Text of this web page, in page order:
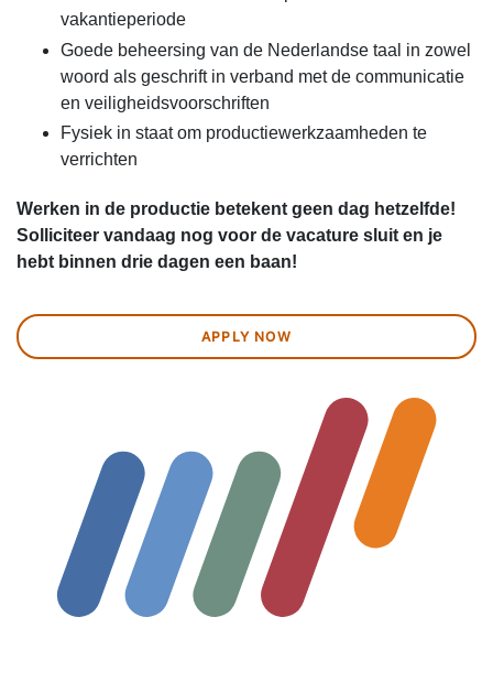
vakantieperiode
Goede beheersing van de Nederlandse taal in zowel
woord als geschrift in verband met de communicatie
en veiligheidsvoorschriften
Fysiek in staat om productiewerkzaamheden te
verrichten
Werken in de productie betekent geen dag hetzelfde!
Solliciteer vandaag nog voor de vacature sluit en je
hebt binnen drie dagen een baan!
APPLY NOW